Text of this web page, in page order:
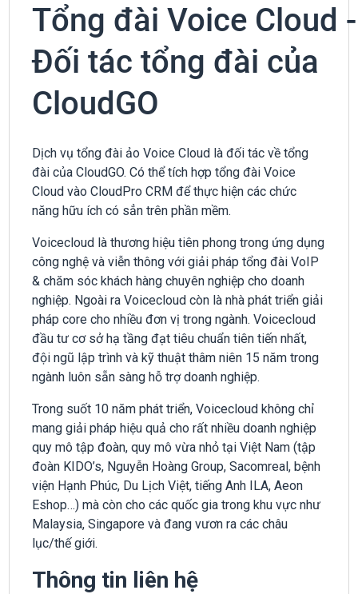
Tổng đài Voice Cloud -
Đối tác tổng đài của
CloudGO
Dịch vụ tổng đài ảo Voice Cloud là đối tác về tổng
đài của CloudGO. Có thể tích hợp tổng đài Voice
Cloud vào CloudPro CRM để thực hiện các chức
năng hữu ích có sẳn trên phần mềm.
Voicecloud là thương hiệu tiên phong trong ứng dụng
công nghệ và viễn thông với giải pháp tổng đài VoIP
& chăm sóc khách hàng chuyên nghiệp cho doanh
nghiệp. Ngoài ra Voicecloud còn là nhà phát triển giải
pháp core cho nhiều đơn vị trong ngành. Voicecloud
đầu tư cơ sở hạ tầng đạt tiêu chuẩn tiên tiến nhất,
đội ngũ lập trình và kỹ thuật thâm niên 15 năm trong
ngành luôn sẵn sàng hỗ trợ doanh nghiệp.
Trong suốt 10 năm phát triển, Voicecloud không chỉ
mang giải pháp hiệu quả cho rất nhiều doanh nghiệp
quy mô tập đoàn, quy mô vừa nhỏ tại Việt Nam (tập
đoàn KIDO’s, Nguyễn Hoàng Group, Sacomreal, bệnh
viện Hạnh Phúc, Du Lịch Việt, tiếng Anh ILA, Aeon
Eshop…) mà còn cho các quốc gia trong khu vực như
Malaysia, Singapore và đang vươn ra các châu
lục/thế giới.
Thông tin liên hệ